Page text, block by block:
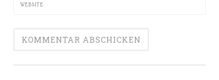
WEBSITE